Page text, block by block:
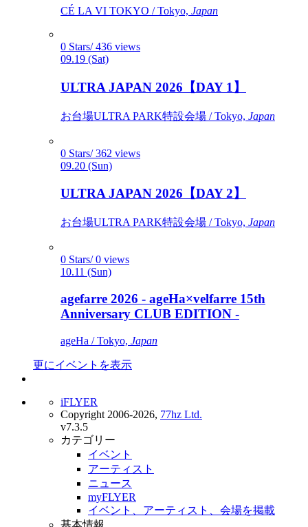
CÉ LA VI TOKYO / Tokyo, Japan
0 Stars/ 436 views
09.19 (Sat)
ULTRA JAPAN 2026【DAY 1】
お台場ULTRA PARK特設会場 / Tokyo, Japan
0 Stars/ 362 views
09.20 (Sun)
ULTRA JAPAN 2026【DAY 2】
お台場ULTRA PARK特設会場 / Tokyo, Japan
0 Stars/ 0 views
10.11 (Sun)
agefarre 2026 - ageHa×velfarre 15th
Anniversary CLUB EDITION -
ageHa / Tokyo, Japan
更にイベントを表示
iFLYER
Copyright 2006-2026, 77hz Ltd.
v7.3.5
カテゴリー
イベント
アーティスト
ニュース
myFLYER
イベント、アーティスト、会場を掲載
基本情報